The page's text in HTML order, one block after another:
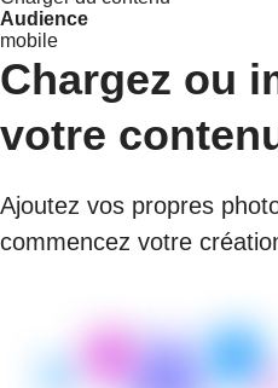
Audience
mobile
Chargez ou
votre
Ajoutez vos propres
commencez votre